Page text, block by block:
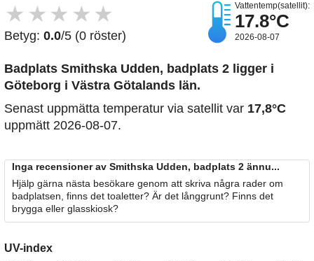
★ ★ ★ ★ ★
Betyg: 0.0/5 (0 röster)
Vattentemp(satellit):
17.8°C
2026-08-07
Badplats Smithska Udden, badplats 2 ligger i
Göteborg i Västra Götalands län.
Senast uppmätta temperatur via satellit var 17,8°C
uppmätt 2026-08-07.
Inga recensioner av Smithska Udden, badplats 2 ännu...
Hjälp gärna nästa besökare genom att skriva några rader om
badplatsen, finns det toaletter? Är det långgrunt? Finns det
brygga eller glasskiosk?
UV-index